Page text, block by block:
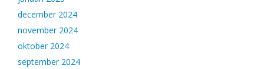
december 2024
november 2024
oktober 2024
september 2024